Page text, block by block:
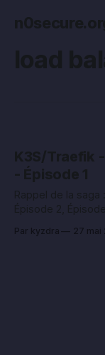
load
K3S/Traefik
- Épisode 1
Rappel de la saga
Épisode 2,
offuscation » de
Par kyzdra 27 mai